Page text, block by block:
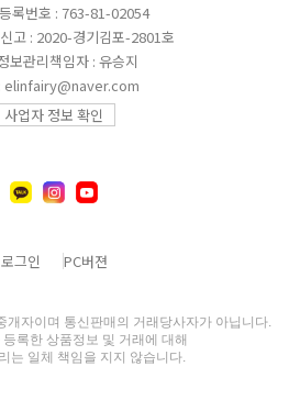
록번호 : 763-81-02054
고 : 2020-경기김포-2801호
보관리책임자 : 유승지
elinfairy@naver.com
사업자 정보 확인
로그인 PC버젼
개자이며 통신판매의 거래당사자가 아닙니다.
록한 상품정보 및 거래에 대해
는 일체 책임을 지지 않습니다.